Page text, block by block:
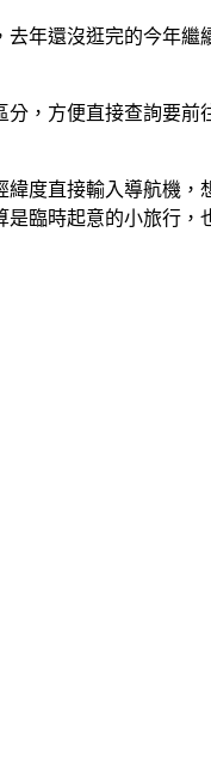
年還沒逛完的今年
，方便直接查詢要前
度直接輸入導航機，
臨時起意的小旅行，